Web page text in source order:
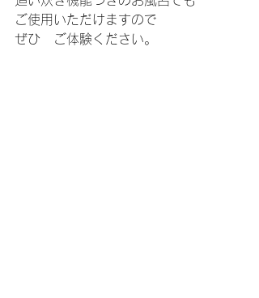
ご使用いただけますので
ぜひ　ご体験ください。